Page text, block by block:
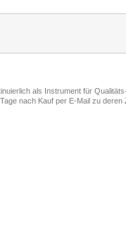
als Instrument für
nach Kauf per E-Mail zu deren